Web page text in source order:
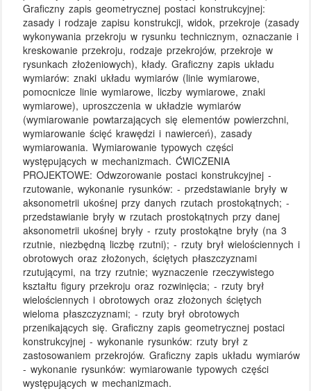
Graficzny zapis geometrycznej postaci konstrukcyjnej:
zasady i rodzaje zapisu konstrukcji, widok, przekroje (zasady
wykonywania przekroju w rysunku technicznym, oznaczanie i
kreskowanie przekroju, rodzaje przekrojów, przekroje w
rysunkach złożeniowych), kłady. Graficzny zapis układu
wymiarów: znaki układu wymiarów (linie wymiarowe,
pomocnicze linie wymiarowe, liczby wymiarowe, znaki
wymiarowe), uproszczenia w układzie wymiarów
(wymiarowanie powtarzających się elementów powierzchni,
wymiarowanie ścięć krawędzi i nawierceń), zasady
wymiarowania. Wymiarowanie typowych części
występujących w mechanizmach. ĆWICZENIA
PROJEKTOWE: Odwzorowanie postaci konstrukcyjnej -
rzutowanie, wykonanie rysunków: - przedstawianie bryły w
aksonometrii ukośnej przy danych rzutach prostokątnych; -
przedstawianie bryły w rzutach prostokątnych przy danej
aksonometrii ukośnej bryły - rzuty prostokątne bryły (na 3
rzutnie, niezbędną liczbę rzutni); - rzuty brył wielościennych i
obrotowych oraz złożonych, ściętych płaszczyznami
rzutującymi, na trzy rzutnie; wyznaczenie rzeczywistego
kształtu figury przekroju oraz rozwinięcia; - rzuty brył
wielościennych i obrotowych oraz złożonych ściętych
wieloma płaszczyznami; - rzuty brył obrotowych
przenikających się. Graficzny zapis geometrycznej postaci
konstrukcyjnej - wykonanie rysunków: rzuty brył z
zastosowaniem przekrojów. Graficzny zapis układu wymiarów
- wykonanie rysunków: wymiarowanie typowych części
występujących w mechanizmach.